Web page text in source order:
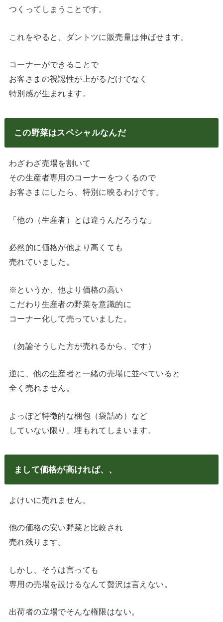
つくってしまうことです。
これをやると、ダントツに販売量は伸ばせます。
コーナーができることで
お客さまの視認性が上がるだけでなく
特別感が生まれます。
この野菜はスペシャルなんだ
わざわざ売場を割いて
その生産者専用のコーナーをつくるので
お客さまにしたら、特別に映るわけです。
「他の（生産者）とは違うんだろうな」
必然的に価格が他より高くても
売れていました。
※というか、他より価格の高い
こだわり生産者の野菜を意識的に
コーナー化して売っていました。
（勿論そうした方が売れるから、です）
逆に、他の生産者と一緒の売場に並べていると
全く売れません。
よっぽど特徴的な梱包（袋詰め）など
していない限り、埋もれてしまいます。
まして価格が高ければ、、
よけいに売れません。
他の価格の安い野菜と比較され
売れ残ります。
しかし、そうは言っても
専用の売場を設けるなんて贅沢は言えない。
出荷者の立場でそんな権限はない。